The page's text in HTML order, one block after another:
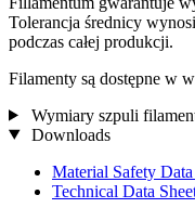
Tolerancja średnicy
podczas całej produkcji.
Filamenty są dostępne w
Wymiary szpuli
Downloads
Material Safety Data
Technical Data